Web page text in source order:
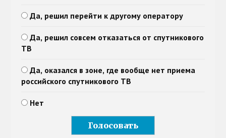
Да, решил перейти к другому оператору
Да, решил совсем отказаться от спутникового
ТВ
Да, оказался в зоне, где вообще нет приема
российского спутникового ТВ
Нет